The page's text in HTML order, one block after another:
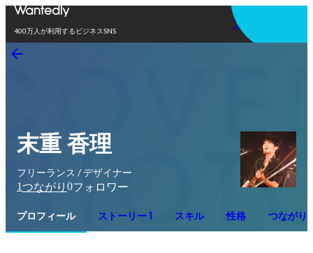
400万人が利用するビジネスSNS
アプリを使う
末重 香理
フリーランス / デザイナー
1つながり 0フォロワー
プロフィール ストーリー 1 スキル 性格 つながり